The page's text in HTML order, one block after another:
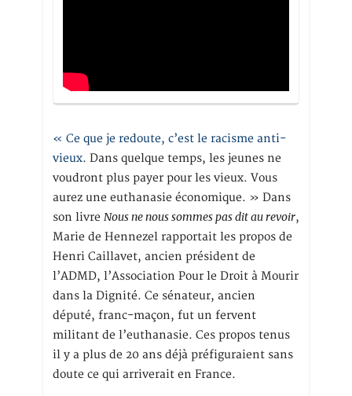
« Ce que je redoute, c’est le racisme anti-
vieux. Dans quelque temps, les jeunes ne
voudront plus payer pour les vieux. Vous
aurez une euthanasie économique. » Dans
son livre Nous ne nous sommes pas dit au revoir,
Marie de Hennezel rapportait les propos de
Henri Caillavet, ancien président de
l’ADMD, l’Association Pour le Droit à Mourir
dans la Dignité. Ce sénateur, ancien
député, franc-maçon, fut un fervent
militant de l’euthanasie. Ces propos tenus
il y a plus de 20 ans déjà préfiguraient sans
doute ce qui arriverait en France.